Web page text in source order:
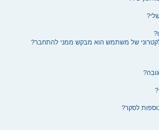
של משתמש הוא מבקש ממני להתחבר?
לסקר?